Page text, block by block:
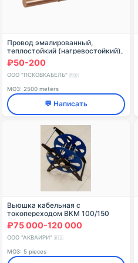
Провод эмалированный,
теплостойкий (нагревостойкий),
покрытый слоем высокопрочной
эмали нормальной толщины (тип
2), марки ПЭТВ-2
₽50-200
ООО "ПСКОВКАБЕЛЬ" 🇷🇺
МОЗ: 2500 meters
💬 Написать
Вьюшка кабельная с
токопереходом ВКМ 100/150
АКВАТ морского исполнения
₽75 000-120 000
ООО "АКВАИРИ" 🇷🇺
МОЗ: 5 pieces